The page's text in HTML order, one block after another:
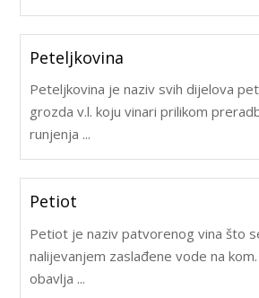
Peteljkovina
Peteljkovina je naziv svih dijelova
grozda v.l. koju vinari prilikom
runjenja ...
Petiot
Petiot je naziv patvorenog vina što
nalijevanjem zaslađene vode na
obavlja ...